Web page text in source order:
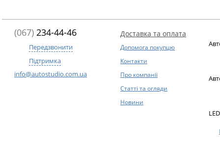
(067) 234-44-46
Передзвонити
Підтримка
info@autostudio.com.ua
Доставка та оплата
Допомога покупцю
Контакти
Про компанії
Статті та огляди
Новини